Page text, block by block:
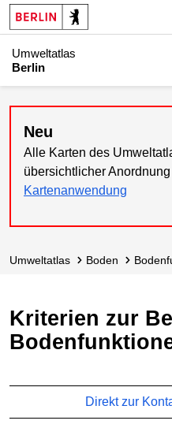
Umweltatlas
Berlin
Neu
Alle Karten des
übersichtlicher
Kartenanwendung
Umweltatlas Boden
Kriterien zur
Direkt zur